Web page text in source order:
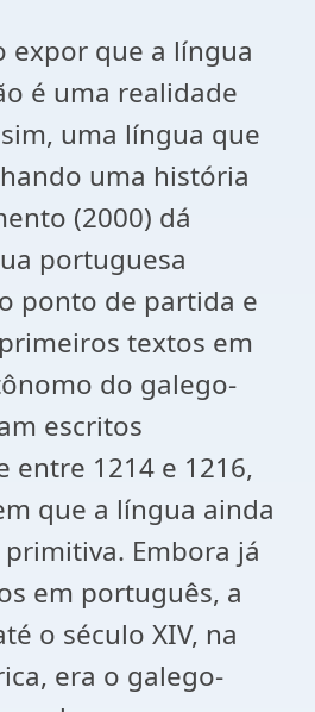
que a língua
é uma realidade
uma língua que
uma história
(2000) dá
portuguesa
ponto de partida e
textos em
do galego-
escritos
entre 1214 e 1216,
que a língua ainda
Embora já
em português, a
o século XIV, na
era o galego-